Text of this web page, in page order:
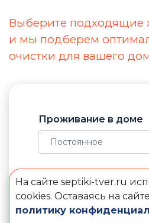
Выберите подходящие
и мы подберем
очистки для вашего
Проживание в доме
На сайте septiki-tver.ru
cookies. Оставаясь на
политику